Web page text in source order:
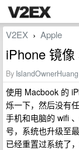
V2EX › Apple
iPhone 镜像
By IslandOwnerHuang
使用 Macbook 的
烁一下，然后没有
手机和电脑的 wifi
号，系统也升级至
已经重置过系统了